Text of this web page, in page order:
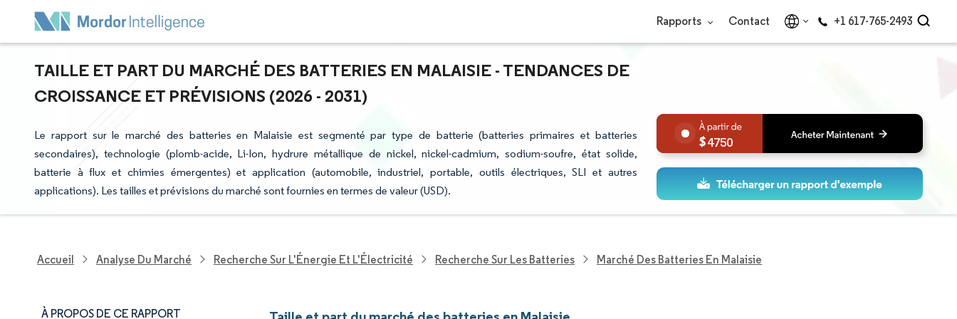
Rapports Contact +1 617-765-2493
TAILLE ET PART DU MARCHÉ DES BATTERIES EN MALAISIE - TENDANCES DE
CROISSANCE ET PRÉVISIONS (2026 - 2031)
Le rapport sur le marché des batteries en Malaisie est segmenté par type de batterie (batteries primaires et batteries
secondaires), technologie (plomb-acide, Li-Ion, hydrure métallique de nickel, nickel-cadmium, sodium-soufre, état solide,
batterie à flux et chimies émergentes) et application (automobile, industriel, portable, outils électriques, SLI et autres
applications). Les tailles et prévisions du marché sont fournies en termes de valeur (USD).
4750
Accueil Analyse Du Marché Recherche Sur L'Énergie Et L'Électricité Recherche Sur Les Batteries Marché Des Batteries En Malaisie
À PROPOS DE CE RAPPORT